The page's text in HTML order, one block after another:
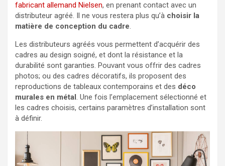
fabricant allemand Nielsen, en prenant contact avec un
distributeur agréé. Il ne vous restera plus qu’à choisir la
matière de conception du cadre.
Les distributeurs agréés vous permettent d’acquérir des
cadres au design soigné, et dont la résistance et la
durabilité sont garanties. Pouvant vous offrir des cadres
photos; ou des cadres décoratifs, ils proposent des
reproductions de tableaux contemporains et des déco
murales en métal. Une fois l’emplacement sélectionné et
les cadres choisis, certains paramètres d’installation sont
à définir.